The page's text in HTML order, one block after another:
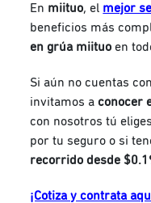
En miituo, el mejor
beneficios más
en grúa miituo en
Si aún no cuentas
invitamos aconocer
con nosotros tú
por tu seguro o si
recorrido desde
¡Cotiza y contrata